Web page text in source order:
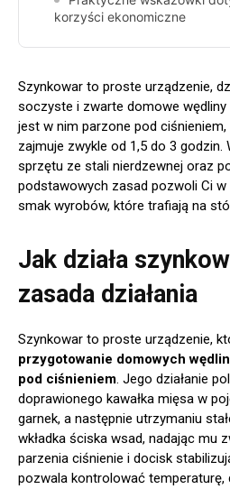
korzyści ekonomiczne
Szynkowar to proste urządzenie,
soczyste i zwarte domowe
jest w nim parzone pod
zajmuje zwykle od 1,5 do 3 godzin.
sprzętu ze stali nierdzewnej oraz
podstawowych zasad pozwoli Ci w
smak wyrobów, które trafiają na
Jak działa
zasada działania
Szynkowar to proste urządzenie,
przygotowanie domowych
pod ciśnieniem. Jego działanie
doprawionego kawałka mięsa w
garnek, a następnie utrzymaniu
wkładka ściska wsad, nadając mu
parzenia ciśnienie i docisk
pozwala kontrolować temperaturę,